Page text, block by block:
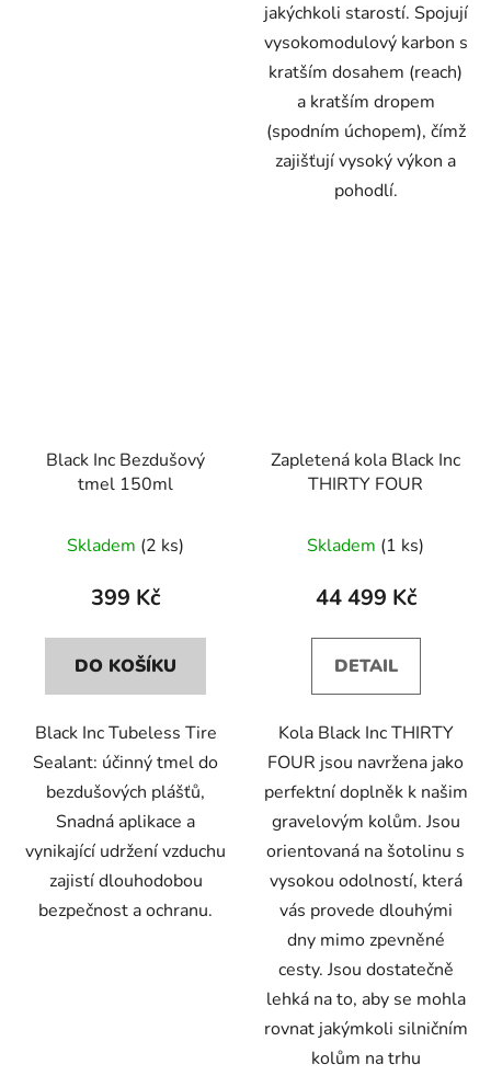
jakýchkoli starostí. Spojují
vysokomodulový karbon s
kratším dosahem (reach)
a kratším dropem
(spodním úchopem), čímž
zajišťují vysoký výkon a
pohodlí.
Black Inc Bezdušový
tmel 150ml
Skladem (2 ks)
399 Kč
DO KOŠÍKU
Black Inc Tubeless Tire
Sealant: účinný tmel do
bezdušových plášťů,
Snadná aplikace a
vynikající udržení vzduchu
zajistí dlouhodobou
bezpečnost a ochranu.
Zapletená kola Black Inc
THIRTY FOUR
Skladem (1 ks)
44 499 Kč
DETAIL
Kola Black Inc THIRTY
FOUR jsou navržena jako
perfektní doplněk k našim
gravelovým kolům. Jsou
orientovaná na šotolinu s
vysokou odolností, která
vás provede dlouhými
dny mimo zpevněné
cesty. Jsou dostatečně
lehká na to, aby se mohla
rovnat jakýmkoli silničním
kolům na trhu